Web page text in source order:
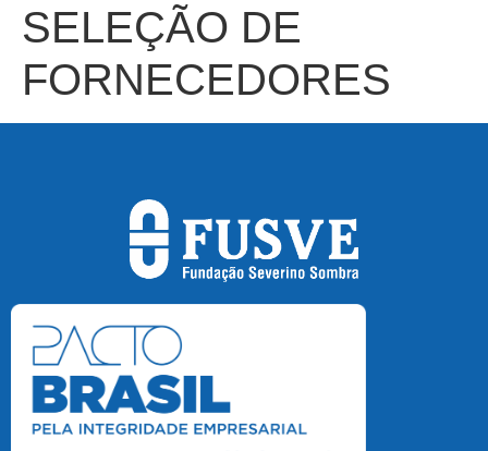
SELEÇÃO DE
FORNECEDORES